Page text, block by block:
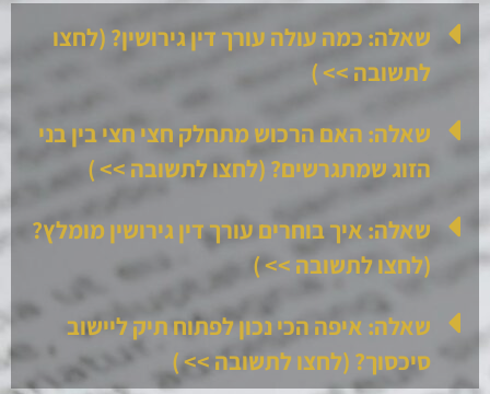
שאלה: כמה עולה עורך דין גירושין? (לחצו
לתשובה >> )
שאלה: האם הרכוש מתחלק חצי חצי בין בני
הזוג שמתגרשים? (לחצו לתשובה >> )
שאלה: איך בוחרים עורך דין גירושין מומלץ?
(לחצו לתשובה >> )
שאלה: איפה הכי נכון לפתוח תיק ליישוב
סיכסוך? (לחצו לתשובה >> )